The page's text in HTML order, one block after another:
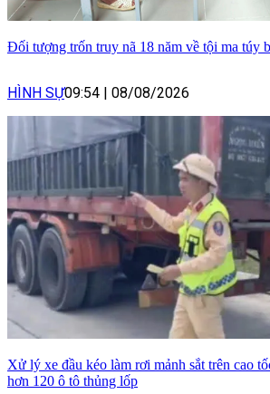
Đối tượng trốn truy nã 18 năm về tội ma túy
HÌNH SỰ09:54 08/08/2026
Xử lý xe đầu kéo làm rơi mảnh sắt trên cao
hơn 120 ô tô thủng lốp